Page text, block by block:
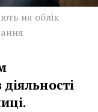
на облік